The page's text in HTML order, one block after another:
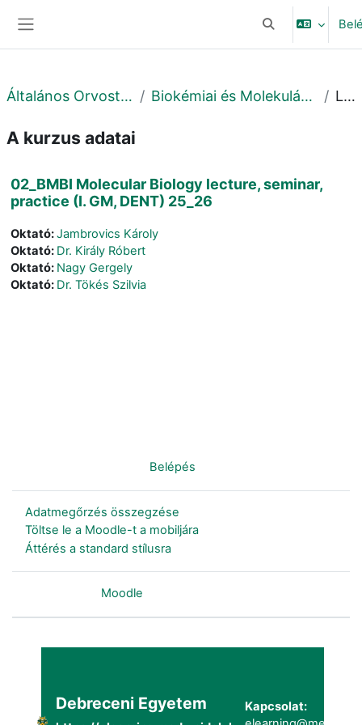
Keresési
Általános Orvostudományi Kar Biokémiai és Molekuláris Biológiai Intézet Leírás
A kurzus adatai
02_BMBI Molecular Biology lecture, seminar,
practice (I. GM, DENT) 25_26
Oktató:Jambrovics Károly
Oktató: Dr. Király Róbert
Oktató: Nagy Gergely
Oktató: Dr. Tökés Szilvia
Belépés
Adatmegőrzés összegzése
Töltse le a Moodle-t a mobiljára
Áttérés a standard stílusra
Moodle
Debreceni Egyetem
Kapcsolat: